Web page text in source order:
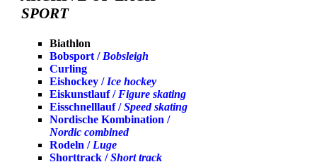
SPORT
Biathlon
Bobsport / Bobsleigh
Curling
Eishockey / Ice hockey
Eiskunstlauf / Figure skating
Eisschnelllauf /Speed skating
Nordische Kombination /
Nordic combined
Rodeln / Luge
Shorttrack /Short track